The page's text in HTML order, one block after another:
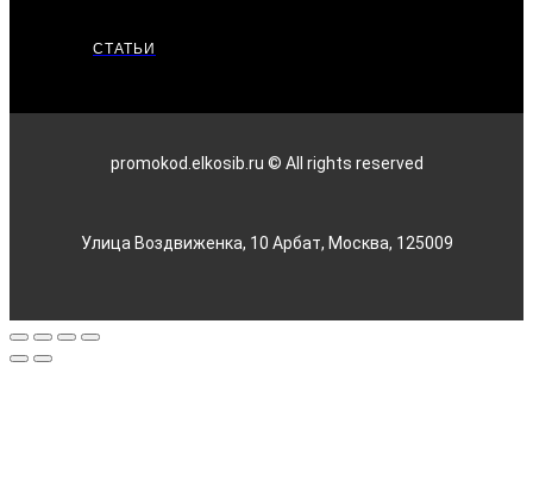
СТАТЬИ
promokod.elkosib.ru © All rights reserved
Улица Воздвиженка, 10 Арбат, Москва, 125009